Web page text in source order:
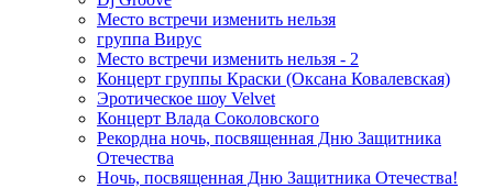
Место встречи изменить нельзя
группа Вирус
Место встречи изменить нельзя - 2
Концерт группы Краски (Оксана Ковалевская)
Эротическое шоу Velvet
Концерт Влада Соколовского
Рекордна ночь, посвященная Дню Защитника
Отечества
Ночь, посвященная Дню Защитника Отечества!